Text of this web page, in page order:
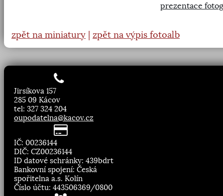
prezentace
zpět na miniatury zpět na výpis fotoalb
Jirsíkova 157
285 09 Kácov
tel: 327 324 204
oupodatelna@kacov.cz
IČ: 00236144
DIČ: CZ00236144
ID datové schránky: 439bdrt
Bankovní spojení: Česká
spořitelna a.s. Kolín
Číslo účtu: 443506369/0800